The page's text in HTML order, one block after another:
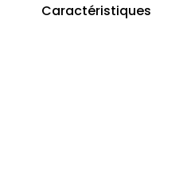
Caractéristiques